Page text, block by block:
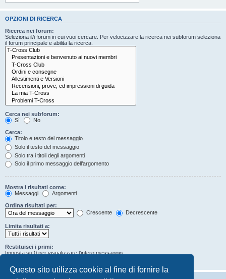
Questo sito utilizza cookie al fine di fornire la
OPZIONI DI RICERCA
Ricerca nei forum:
Seleziona il/i forum in cui vuoi cercare. Per velocizzare la ricerca nei subforum seleziona
il forum principale e abilita la ricerca.
Cerca nei subforum:
Sì
No
Cerca:
Titolo e testo del messaggio
Solo il testo del messaggio
Solo tra i titoli degli argomenti
Solo il primo messaggio dell’argomento
Mostra i risultati come:
Messaggi
Argomenti
Ordina risultati per:
Crescente
Decrescente
Limita risultati a:
Restituisci i primi:
Imposta su 0 per visualizzare l’intero messaggio.